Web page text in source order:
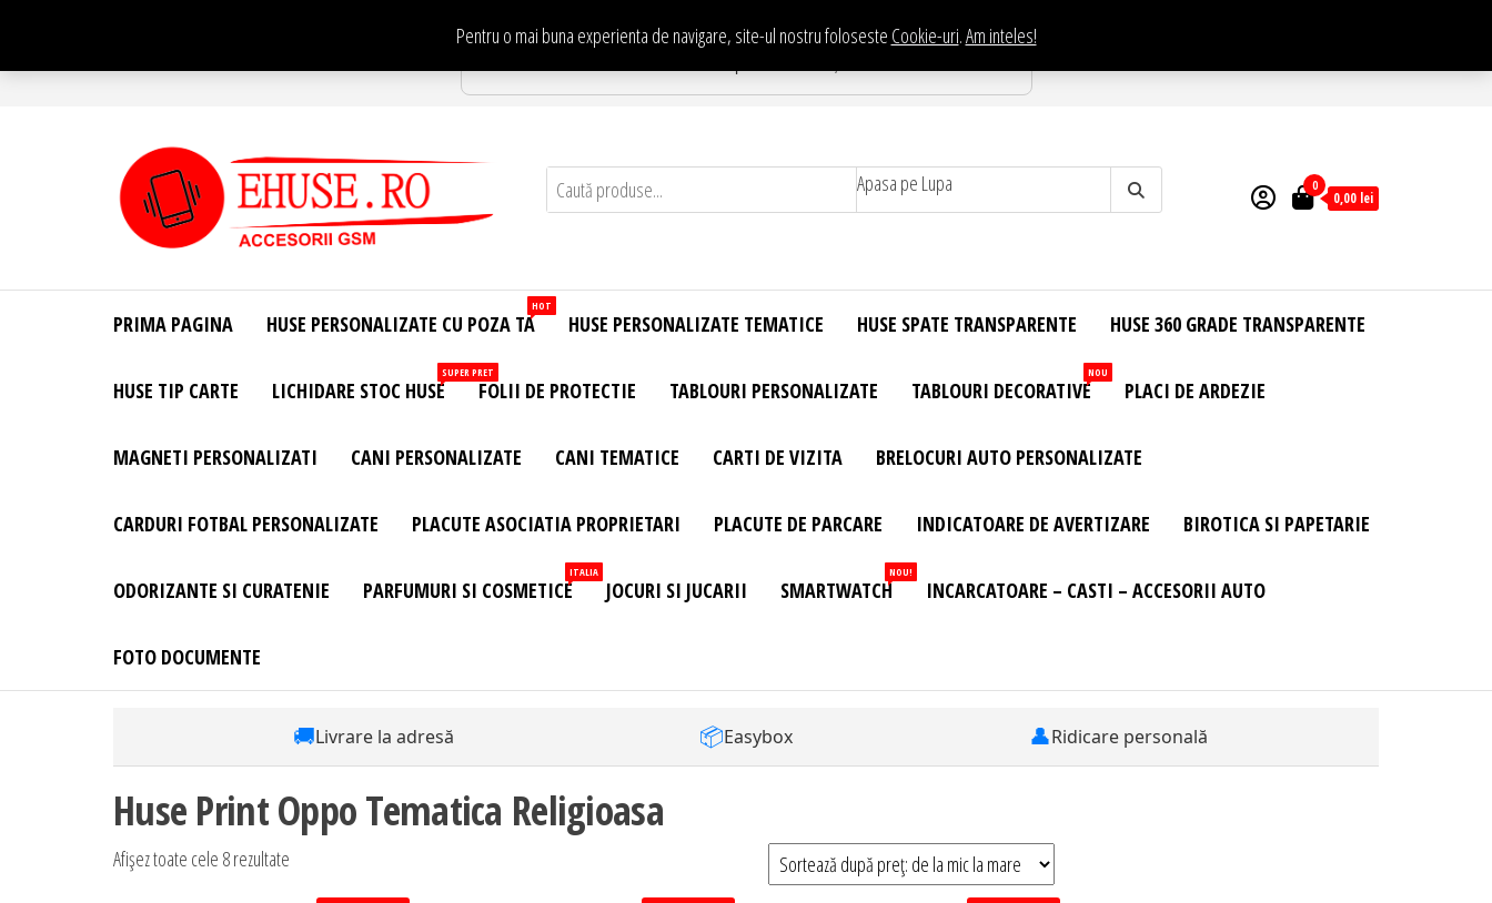
conținut
Pentru o mai buna experienta de navigare, site-ul nostru foloseste Cookie-uri.Am inteles!
Te asteptam in Showroom eHuse.ro
Site Oficial .
Huse
Personalizate
Huse
Personalizate
Telefon –
– Accesorii
Apasa pe Lupa 0
0,00 lei
PRIMA PAGINA HUSE PERSONALIZATE CU POZA TA
HOT
HUSE PERSONALIZATE TEMATICE HUSE SPATE TRANSPARENTE HUSE 360 GRADE TRANSPARENTE
HUSE TIP CARTE LICHIDARE STOC HUSE
SUPER PRET
FOLII DE PROTECTIE TABLOURI PERSONALIZATE TABLOURI DECORATIVE
NOU
PLACI DE ARDEZIE
MAGNETI PERSONALIZATI CANI PERSONALIZATE CANI TEMATICE CARTI DE VIZITA BRELOCURI AUTO PERSONALIZATE
CARDURI FOTBAL PERSONALIZATE PLACUTE ASOCIATIA PROPRIETARI PLACUTE DE PARCARE INDICATOARE DE AVERTIZARE BIROTICA SI PAPETARIE
ODORIZANTE SI CURATENIE PARFUMURI SI COSMETICE
ITALIA
JOCURI SI JUCARII SMARTWATCH
NOU!
INCARCATOARE – CASTI – ACCESORII AUTO
FOTO DOCUMENTE
🚚Livrare la adresă 📦Easybox 👤Ridicare personală
Huse Print Oppo Tematica Religioasa
Afișez toate cele 8 rezultate